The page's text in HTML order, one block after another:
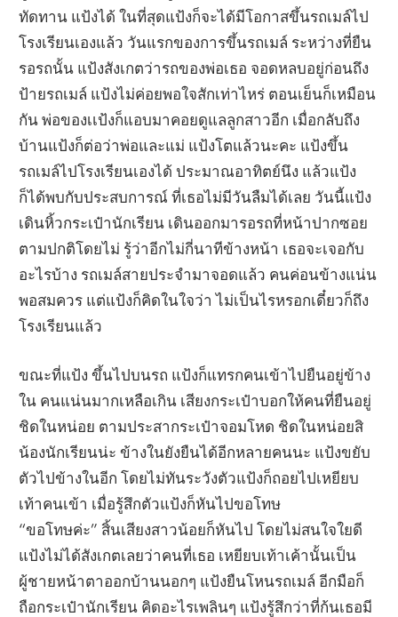
ทัดทาน แป้งได้ ในที่สุดแป้งก็จะได้มีโอกาสขึ้นรถเมล์ไป
โรงเรียนเองแล้ว วันแรกของการขึ้นรถเมล์ ระหว่างที่ยืน
รอรถนั้น แป้งสังเกตว่ารถของพ่อเธอ จอดหลบอยู่ก่อนถึง
ป้ายรถเมล์ แป้งไม่ค่อยพอใจสักเท่าไหร่ ตอนเย็นก็เหมือน
กัน พ่อของเเป้งก็แอบมาคอยดูแลลูกสาวอีก เมื่อกลับถึง
บ้านแป้งก็ต่อว่าพ่อและแม่ แป้งโตแล้วนะคะ แป้งขึ้น
รถเมล์ไปโรงเรียนเองได้ ประมาณอาทิตย์นึง แล้วแป้ง
ก็ได้พบกับประสบการณ์ ที่เธอไม่มีวันลืมได้เลย วันนี้แป้ง
เดินหิ้วกระเป๋านักเรียน เดินออกมารอรถที่หน้าปากซอย
ตามปกติโดยไม่ รู้ว่าอีกไม่กี่นาทีข้างหน้า เธอจะเจอกับ
อะไรบ้าง รถเมล์สายประจำมาจอดแล้ว คนค่อนข้างแน่น
พอสมควร แต่แป้งก็คิดในใจว่า ไม่เป็นไรหรอกเดี๋ยวก็ถึง
โรงเรียนแล้ว
ขณะที่แป้ง ขึ้นไปบนรถ แป้งก็แทรกคนเข้าไปยืนอยู่ข้าง
ใน คนแน่นมากเหลือเกิน เสียงกระเป๋าบอกให้คนที่ยืนอยู่
ชิดในหน่อย ตามประสากระเป๋าจอมโหด ชิดในหน่อยสิ
น้องนักเรียนน่ะ ข้างในยังยืนได้อีกหลายคนนะ แป้งขยับ
ตัวไปข้างในอีก โดยไม่ทันระวังตัวแป้งก็ถอยไปเหยียบ
เท้าคนเข้า เมื่อรู้สึกตัวแป้งก็หันไปขอโทษ
“ขอโทษค่ะ” สิ้นเสียงสาวน้อยก็หันไป โดยไม่สนใจใยดี
แป้งไม่ได้สังเกตเลยว่าคนที่เธอ เหยียบเท้าเค้านั้นเป็น
ผู้ชายหน้าตาออกบ้านนอกๆ แป้งยืนโหนรถเมล์ อีกมือก็
ถือกระเป๋านักเรียน คิดอะไรเพลินๆ แป้งรู้สึกว่าที่ก้นเธอมี